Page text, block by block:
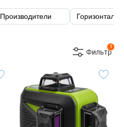
Производители
1
Фильтр